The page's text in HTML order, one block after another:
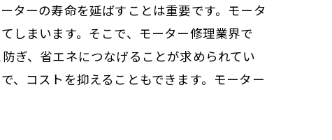
ターの寿命を延ばすことは重要です。モータ
しまいます。そこで、モーター修理業界で
ぎ、省エネにつなげることが求められてい
、コストを抑えることもできます。モーター